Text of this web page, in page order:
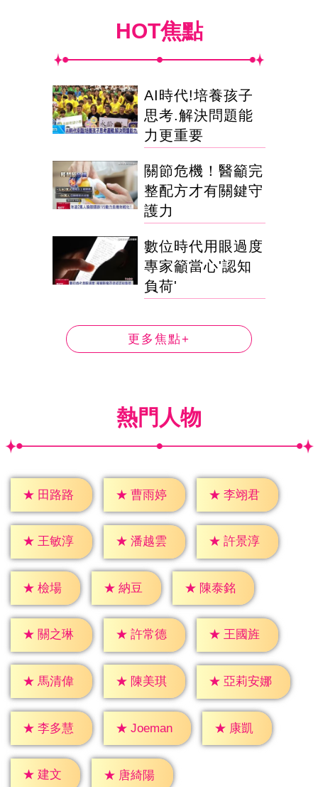
HOT焦點
AI時代!培養孩子
思考.解決問題能
力更重要
關節危機！醫籲完
整配方才有關鍵守
護力
數位時代用眼過度
專家籲當心'認知
負荷'
更多焦點+
熱門人物
★ 田路路 ★ 曹雨婷 ★ 李翊君
★ 王敏淳 ★ 潘越雲 ★ 許景淳
★ 檢場 ★ 納豆 ★ 陳泰銘
★ 關之琳 ★ 許常德 ★ 王國旌
★ 馬清偉 ★ 陳美琪 ★ 亞莉安娜
★ 李多慧 ★ Joeman ★ 康凱
★ 建文 ★ 唐綺陽